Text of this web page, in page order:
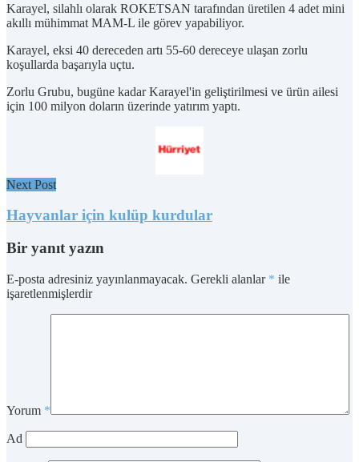
Karayel, silahlı olarak ROKETSAN tarafından üretilen 4 adet mini
akıllı mühimmat MAM-L ile görev yapabiliyor.
Karayel, eksi 40 dereceden artı 55-60 dereceye ulaşan zorlu
koşullarda başarıyla uçtu.
Zorlu Grubu, bugüne kadar Karayel'in geliştirilmesi ve ürün ailesi
için 100 milyon doların üzerinde yatırım yaptı.
Next Post
Hayvanlar için kulüp kurdular
Bir yanıt yazın
E-posta adresiniz yayınlanmayacak. Gerekli alanlar * ile
işaretlenmişlerdir
Yorum *
Ad